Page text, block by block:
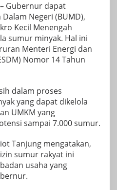
– Gubernur dapat
Negeri (BUMD),
Kecil Menengah
sumur minyak. Hal ini
Menteri Energi dan
Nomor 14 Tahun
dalam proses
yang dapat dikelola
UMKM yang
sampai 7.000 sumur.
Tanjung mengatakan,
sumur rakyat ini
usaha yang